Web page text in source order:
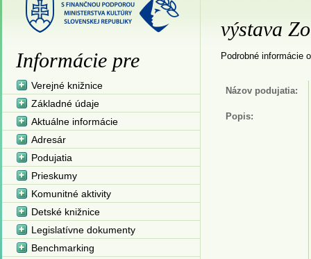
výstava
Podrobné informácie
Názov podujatia:
Popis:
Informácie pre
Verejné knižnice
Základné údaje
Aktuálne informácie
Adresár
Podujatia
Prieskumy
Komunitné aktivity
Detské knižnice
Legislatívne dokumenty
Benchmarking